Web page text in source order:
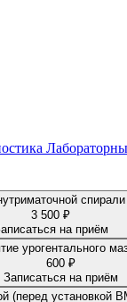
3 500 ₽
на приём
урогентального
600 ₽
Записаться на приём
(перед